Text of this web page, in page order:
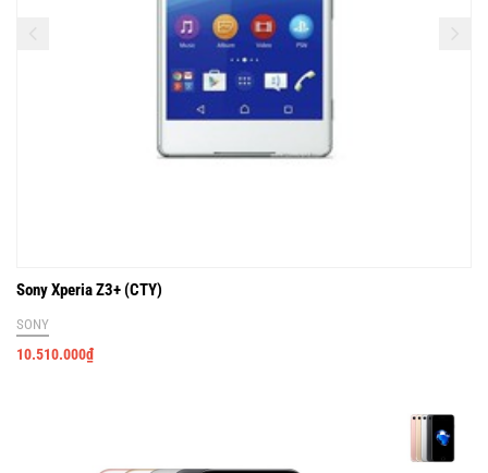
Sony Xperia Z3+ (CTY)
SONY
10.510.000₫